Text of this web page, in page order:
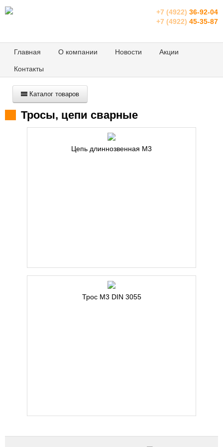
+7 (4922) 36-92-04
+7 (4922) 45-35-87
Главная О компании Новости Акции
Контакты
Каталог товаров
Тросы, цепи сварные
Цепь длиннозвенная М3
Трос М3 DIN 3055